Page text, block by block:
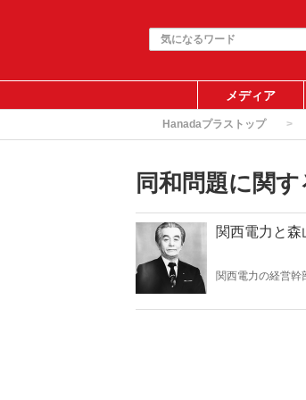
メディア
Hanadaプラストップ
同和問題に関
関西電力と
関西電力の経営幹
を受け取ってい